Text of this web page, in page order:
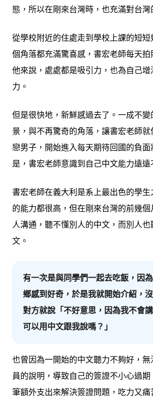
態，所以在剛來台灣時，也充滿對台灣
從學校附近的住處走到學校上課的短
個角落都充滿驚喜感，書宏老師每天
他來說，處處都是吸引力，也為自己
力。
但是很快地，新鮮感過去了。一成不
景，與不再驚奇的角落，讓書宏老師
戀男子，開始進入每天期待回國的負面
是，書宏老師意識到自己中文能力遠遠
書宏老師在義大利是系上最出色的學
的能力都很高，但在剛來台灣的前幾個
人溝通，聽不懂別人的中文，而別人
文。
有一次是與同學們一起去吃飯，因
鄉感到好奇，於是我就開始介紹，
對方就說「不好意思，因為我不會
可以用中文跟我說嗎？」
也曾因為一開始的中文聽力不夠好，
員的說明，導致自己的簽證不小心過
筆額外支出來解決簽證問題，吃力又痛